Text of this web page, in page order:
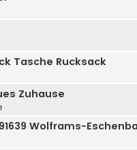
Tasche Rucksack
Zuhause
Wolframs-